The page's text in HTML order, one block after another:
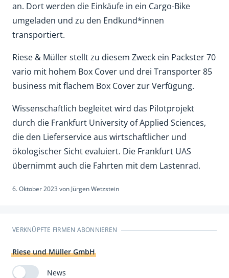
an. Dort werden die Einkäufe in ein Cargo-Bike
umgeladen und zu den Endkund*innen
transportiert.
Riese & Müller stellt zu diesem Zweck ein Packster 70
vario mit hohem Box Cover und drei Transporter 85
business mit flachem Box Cover zur Verfügung.
Wissenschaftlich begleitet wird das Pilotprojekt
durch die Frankfurt University of Applied Sciences,
die den Lieferservice aus wirtschaftlicher und
ökologischer Sicht evaluiert. Die Frankfurt UAS
übernimmt auch die Fahrten mit dem Lastenrad.
6. Oktober 2023 von Jürgen Wetzstein
VERKNÜPFTE FIRMEN ABONNIEREN
Riese und Müller GmbH
News